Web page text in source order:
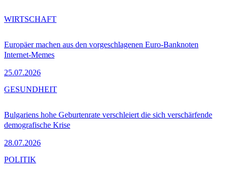
Europäer machen aus den vorgeschlagenen Euro-Banknoten
Internet-Memes
25.07.2026
WIRTSCHAFT
Bulgariens hohe Geburtenrate verschleiert die sich verschärfende
demografische Krise
28.07.2026
GESUNDHEIT
POLITIK